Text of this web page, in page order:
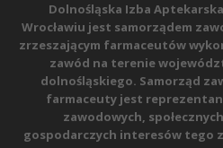
Dolnośląska Izba
Wrocławiu jest samorządem
zrzeszającym farmaceutów
zawód na terenie
dolnośląskiego. Samorząd
farmaceuty jest
zawodowych,
gospodarczych interesów tego